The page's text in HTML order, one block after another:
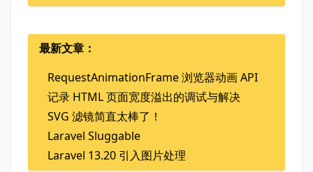
最新文章：
RequestAnimationFrame 浏览器动画 API
记录 HTML 页面宽度溢出的调试与解决
SVG 滤镜简直太棒了！
Laravel Sluggable
Laravel 13.20 引入图片处理